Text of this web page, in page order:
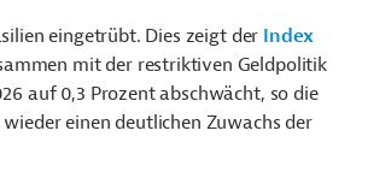
eingetrübt. Dies zeigt der Index
mit der restriktiven Geldpolitik
auf 0,3 Prozent abschwächt, so die
einen deutlichen Zuwachs der